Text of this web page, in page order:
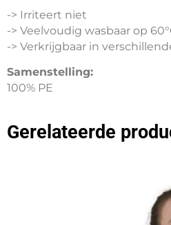
-> Irriteert niet
-> Veelvoudig wasbaar op
-> Verkrijgbaar in
Samenstelling:
100% PE
Gerelateerde